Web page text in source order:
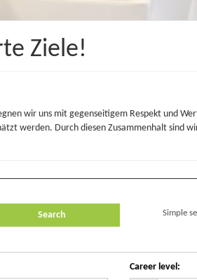
Ziele!
wir uns mit gegenseitigem Respekt und
werden. Durch diesen Zusammenhalt sind
Search Simple
Career level :